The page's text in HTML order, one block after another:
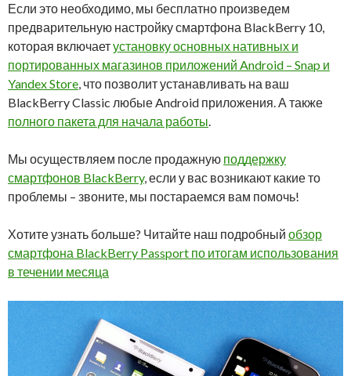
Если это необходимо, мы бесплатно произведем
предварительную настройку смартфона BlackBerry 10,
которая включаетустановку основных нативных и
портированных магазинов приложений Android – Snap и
Yandex Store, что позволит устанавливать на ваш
BlackBerry Classic любые Android приложения. А также
полного пакета для начала работы.
Мы осуществляем после продажную поддержку
смартфонов BlackBerry, если у вас возникают какие то
проблемы – звоните, мы постараемся вам помочь!
Хотите узнать больше? Читайте наш подробный обзор
смартфона BlackBerry Passport по итогам использования
в течении месяца